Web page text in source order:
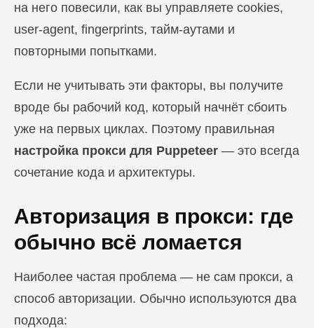
на него повесили, как вы управляете cookies,
user-agent, fingerprints, тайм-аутами и
повторными попытками.
Если не учитывать эти факторы, вы получите
вроде бы рабочий код, который начнёт сбоить
уже на первых циклах. Поэтому правильная
настройка прокси для Puppeteer — это всегда
сочетание кода и архитектуры.
Авторизация в прокси: где
обычно всё ломается
Наиболее частая проблема — не сам прокси, а
способ авторизации. Обычно используются два
подхода: